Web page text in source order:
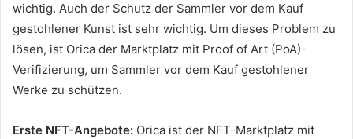
wichtig. Auch der Schutz der Sammler vor dem Kauf
gestohlener Kunst ist sehr wichtig. Um dieses Problem zu
lösen, ist Orica der Marktplatz mit Proof of Art (PoA)-
Verifizierung, um Sammler vor dem Kauf gestohlener
Werke zu schützen.
Erste NFT-Angebote: Orica ist der NFT-Marktplatz mit